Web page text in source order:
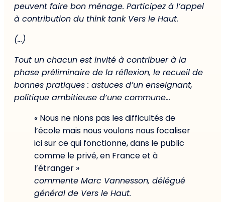
peuvent faire bon ménage. Participez à l’appel
à contribution du think tank Vers le Haut.
(…)
Tout un chacun est invité à contribuer à la
phase préliminaire de la réflexion, le recueil de
bonnes pratiques : astuces d’un enseignant,
politique ambitieuse d’une commune…
« Nous ne nions pas les difficultés de
l’école mais nous voulons nous focaliser
ici sur ce qui fonctionne, dans le public
comme le privé, en France et à
l’étranger »
commente Marc Vannesson, délégué
général de Vers le Haut.